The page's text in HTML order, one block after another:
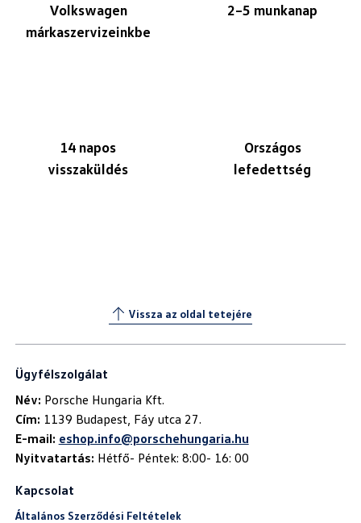
Volkswagen
márkaszervizeinkbe
2–5 munkanap
14 napos
visszaküldés
Országos
lefedettség
Vissza az oldal tetejére
Ügyfélszolgálat
Név:
Cím:
E-mail: eshop.info@porschehungaria.hu
Nyitvatartás: Hétfő- Péntek: 8:00- 16: 00
Kapcsolat
Általános Szerződési Feltételek